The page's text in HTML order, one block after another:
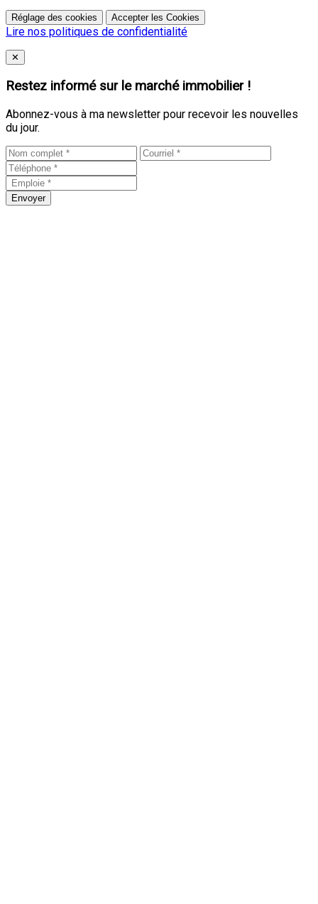
Réglage des cookies Accepter les Cookies
Lire nos politiques de confidentialité
Close
✕
Restez informé sur le marché immobilier !
Abonnez-vous à ma newsletter pour recevoir les nouvelles
du jour.
Envoyer